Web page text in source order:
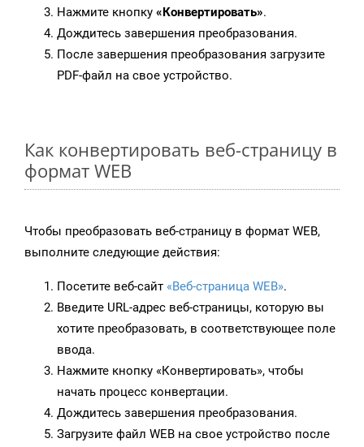
Нажмите кнопку «Конвертировать».
Дождитесь завершения преобразования.
После завершения преобразования загрузите
PDF-файл на свое устройство.
Как конвертировать веб-страницу в
формат WEB
Чтобы преобразовать веб-страницу в формат WEB,
выполните следующие действия:
Посетите веб-сайт «Веб-страница WEB».
Введите URL-адрес веб-страницы, которую вы
хотите преобразовать, в соответствующее поле
ввода.
Нажмите кнопку «Конвертировать», чтобы
начать процесс конвертации.
Дождитесь завершения преобразования.
Загрузите файл WEB на свое устройство после